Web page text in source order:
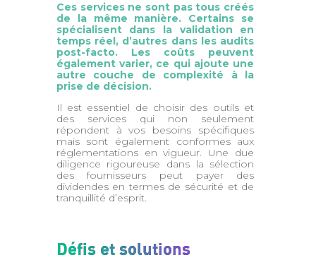
Ces services ne sont pas tous créés
de la même manière. Certains se
spécialisent dans la validation en
temps réel, d’autres dans les audits
post-facto. Les coûts peuvent
également varier, ce qui ajoute une
autre couche de complexité à la
prise de décision.
Il est essentiel de choisir des outils et
des services qui non seulement
répondent à vos besoins spécifiques
mais sont également conformes aux
réglementations en vigueur. Une due
diligence rigoureuse dans la sélection
des fournisseurs peut payer des
dividendes en termes de sécurité et de
tranquillité d’esprit.
Défis et solutions